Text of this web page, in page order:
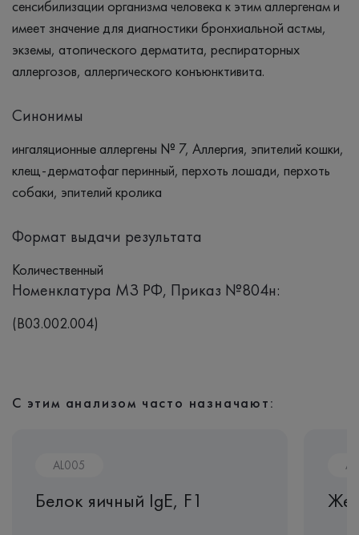
сенсибилизации организма человека к этим аллергенам и
имеет значение для диагностики бронхиальной астмы,
экземы, атопического дерматита, респираторных
аллергозов, аллергического конъюнктивита.
Синонимы
ингаляционные аллергены № 7, Аллергия, эпителий кошки,
клещ-дерматофаг перинный, перхоть лошади, перхоть
собаки, эпителий кролика
Формат выдачи результата
Количественный
Номенклатура МЗ РФ, Приказ №804н:
(B03.002.004)
С этим анализом часто назначают:
AL005
Белок яичный IgE, F1